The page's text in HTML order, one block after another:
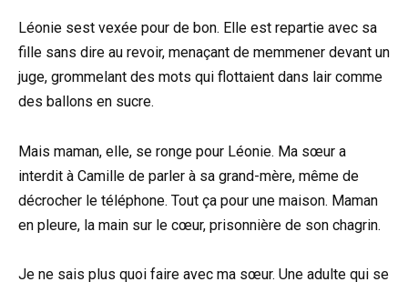
Léonie sest vexée pour de bon. Elle est repartie avec sa
fille sans dire au revoir, menaçant de memmener devant un
juge, grommelant des mots qui flottaient dans lair comme
des ballons en sucre.
Mais maman, elle, se ronge pour Léonie. Ma sœur a
interdit à Camille de parler à sa grand-mère, même de
décrocher le téléphone. Tout ça pour une maison. Maman
en pleure, la main sur le cœur, prisonnière de son chagrin.
Je ne sais plus quoi faire avec ma sœur. Une adulte qui se